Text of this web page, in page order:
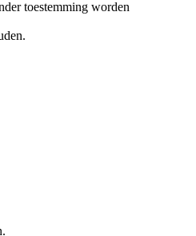
toestemming worden